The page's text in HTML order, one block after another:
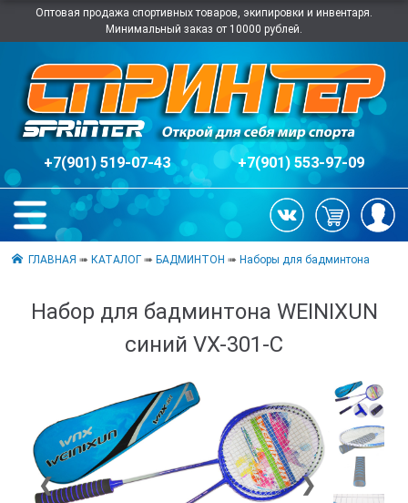
Оптовая продажа спортивных товаров, экипировки и инвентаря.
Минимальный заказ от 10000 рублей.
+7(901) 519-07-43 +7(901) 553-97-09
ГЛАВНАЯ ➠КАТАЛОГ ➠БАДМИНТОН ➠Наборы для бадминтона
Набор для бадминтона WEINIXUN
синий VX-301-С
❮ ❯